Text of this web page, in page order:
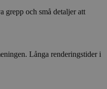
grepp och små detaljer att
Långa renderingstider i